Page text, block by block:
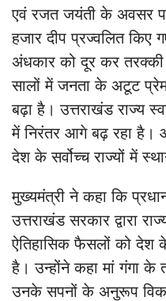
एवं रजत जयंती के अवसर
हजार दीप प्रज्वलित किए
अंधकार को दूर कर तरक्की
सालों में जनता के अटूट
बढ़ा है। उत्तराखंड राज्य
में निरंतर आगे बढ़ रहा है।
देश के सर्वोच्च राज्यों में
मुख्यमंत्री ने कहा कि
उत्तराखंड सरकार द्वारा
ऐतिहासिक फैसलों को देश
है। उन्होंने कहा मां गंगा के
उनके सपनों के अनुरूप